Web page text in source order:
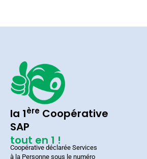
la 1ère Coopérative
SAP
tout en 1 !
Coopérative déclarée Services
à la Personne sous le numéro